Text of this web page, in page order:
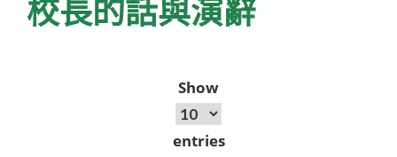
校長的話與演辭
Show
entries